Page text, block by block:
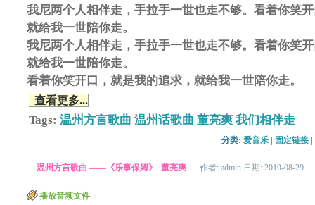
我尼两个人相伴走，手拉手一世也走不够。看着你笑
就给我一世陪你走。
我尼两个人相伴走，手拉手一世也走不够。看着你笑
就给我一世陪你走。
看着你笑开口，就是我的追求，就给我一世陪你走。
查看更多...
Tags: 温州方言歌曲 温州话歌曲 董亮爽 我们相伴走
分类: 爱音乐 固定链接
温州方言歌曲 ——《乐事保姆》 董亮爽 作者: admin 日期: 2019-08-29
播放音频文件